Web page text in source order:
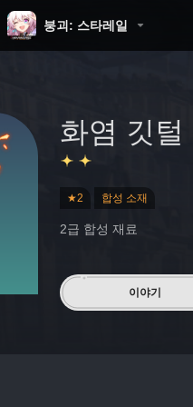
붕괴: 스타레일
화염 깃털
★2 합성 소재
2급 합성 재료
이야기